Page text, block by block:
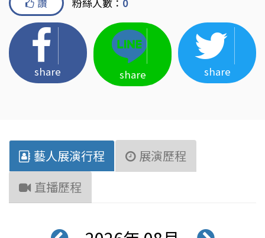
share share share
藝人展演行程
展演歷程
直播歷程